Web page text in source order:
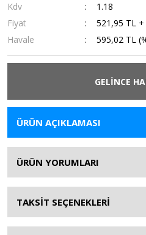
Kdv
1.18
Fiyat
521,95 TL +
Havale
595,02 TL
GELİNCE
ÜRÜN AÇIKLAMASI
ÜRÜN YORUMLARI
TAKSİT SEÇENEKLERİ